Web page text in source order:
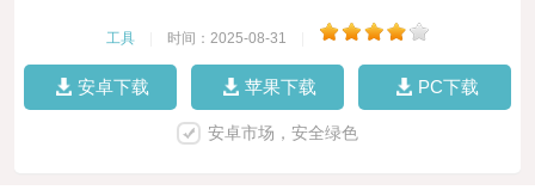
工具 时间：2025-08-31
安卓下载 苹果下载 PC下载
安卓市场，安全绿色